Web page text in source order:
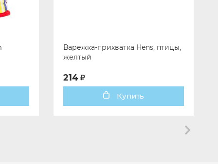
Варежка-прихватка Hens, птицы,
желтый
214
Купить